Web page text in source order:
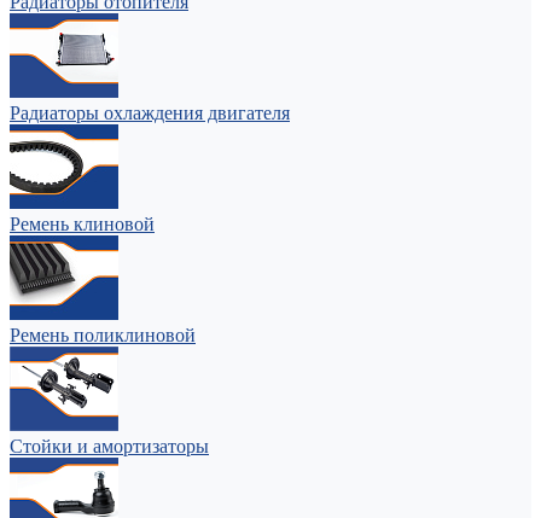
Радиаторы охлаждения двигателя
Ремень клиновой
Ремень поликлиновой
Стойки и амортизаторы